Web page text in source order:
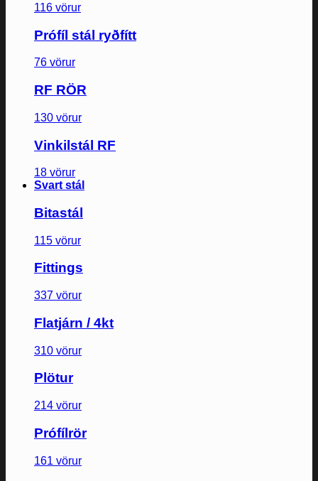
116 vörur
Prófíl stál ryðfítt
76 vörur
RF RÖR
130 vörur
Vinkilstál RF
18 vörur
Svart stál
Bitastál
115 vörur
Fittings
337 vörur
Flatjárn / 4kt
310 vörur
Plötur
214 vörur
Prófílrör
161 vörur